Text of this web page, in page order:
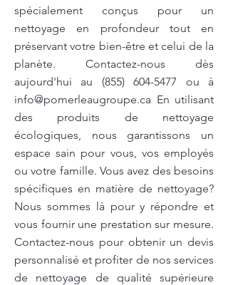
spécialement conçus pour un
nettoyage en profondeur tout en
préservant votre bien-être et celui de la
planète. Contactez-nous dès
aujourd'hui au (855) 604-5477 ou à
info@pomerleaugroupe.ca En utilisant
des produits de nettoyage
écologiques, nous garantissons un
espace sain pour vous, vos employés
ou votre famille. Vous avez des besoins
spécifiques en matière de nettoyage?
Nous sommes là pour y répondre et
vous fournir une prestation sur mesure.
Contactez-nous pour obtenir un devis
personnalisé et profiter de nos services
de nettoyage de qualité supérieure